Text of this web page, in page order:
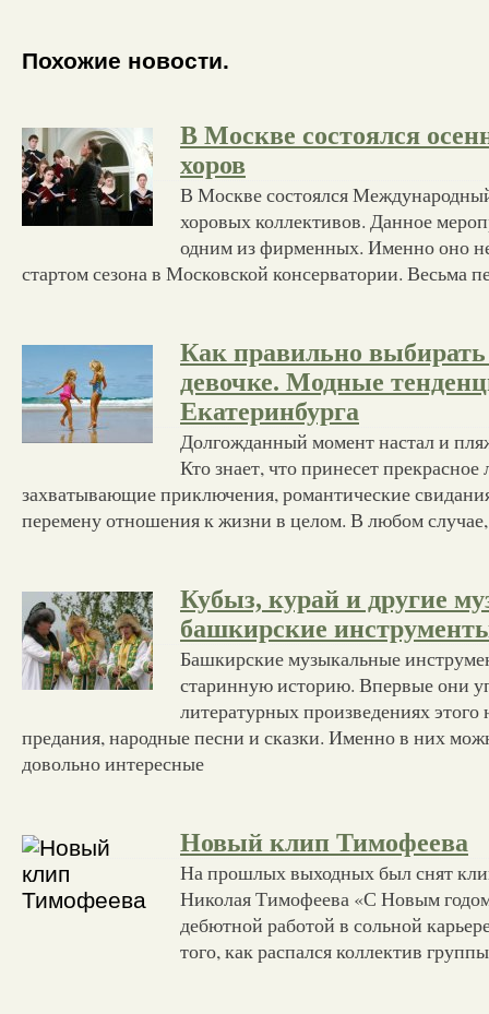
Похожие новости.
В Москве состоялся
хоров
В Москве состоялся
хоровых коллективов. Данное
одним из фирменных. Именно оно
стартом сезона в Московской консерватории. Весьма
Как правильно
девочке. Модные
Екатеринбурга
Долгожданный момент настал и
Кто знает, что принесет
захватывающие приключения, романтические
перемену отношения к жизни в целом. В любом случае,
Кубыз, курай и другие
башкирские
Башкирские музыкальные
старинную историю. Впервые они
литературных произведениях этого
предания, народные песни и сказки. Именно в них
довольно интересные
Новый клип Тимофеева
На прошлых выходных был снят
Николая Тимофеева «С Новым
дебютной работой в сольной
того, как распался коллектив